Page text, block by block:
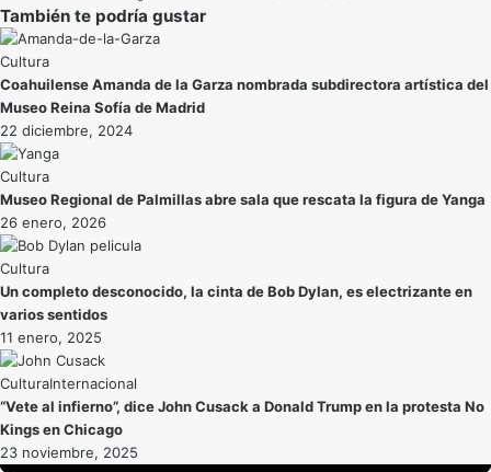
También te podría gustar
Cultura
Coahuilense Amanda de la Garza nombrada subdirectora artística del
Museo Reina Sofía de Madrid
22 diciembre, 2024
Cultura
Museo Regional de Palmillas abre sala que rescata la figura de Yanga
26 enero, 2026
Cultura
Un completo desconocido, la cinta de Bob Dylan, es electrizante en
varios sentidos
11 enero, 2025
CulturaInternacional
“Vete al infierno”, dice John Cusack a Donald Trump en la protesta No
Kings en Chicago
23 noviembre, 2025